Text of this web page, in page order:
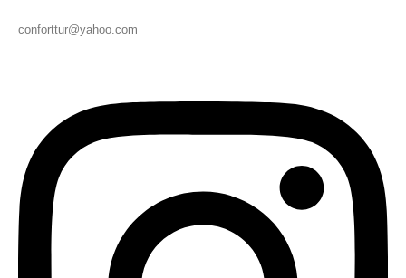
conforttur@yahoo.com